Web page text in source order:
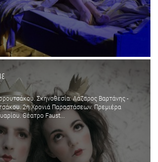
Σκηνοθεσία: Λάζαρος Βαρτάνης -
2η Χρονιά Παραστάσεων. Πρεμιέρα
Θέατρο Faust...